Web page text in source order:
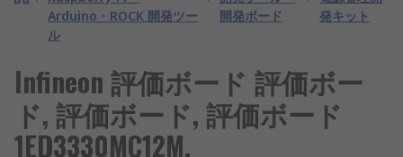
Arduino・ROCK 開発ツー
ル
開発ボード
発キット
Infineon 評価ボード 評価ボー
ド, 評価ボード, 評価ボード
1ED3330MC12M,